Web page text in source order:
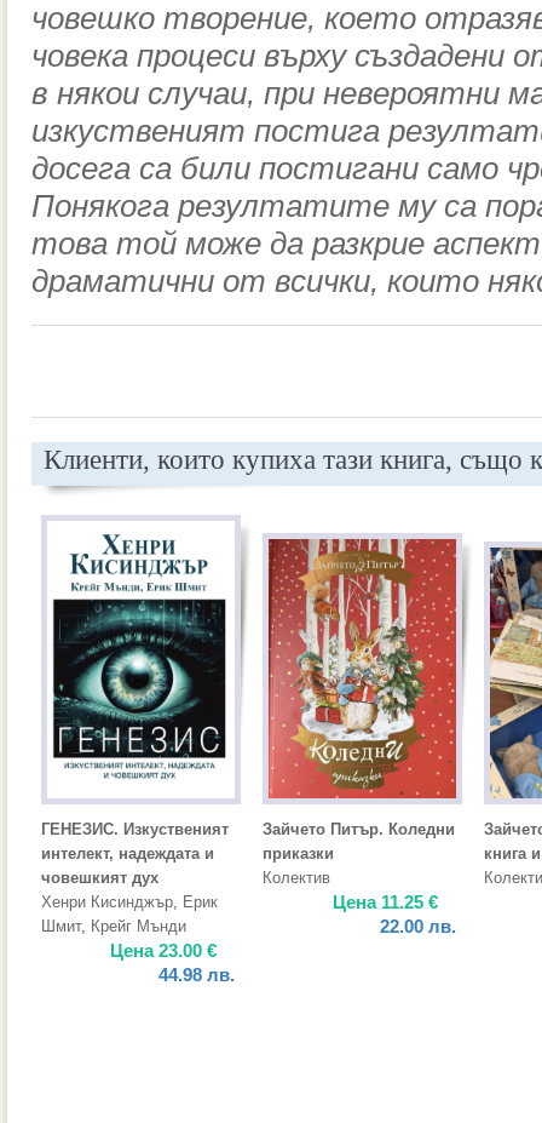
човешко творение, което
човека процеси върху създадени
в някои случаи, при невероятни
изкуственият постига
досега са били постигани само
Понякога резултатите му са
това той може да разкрие
драматични от всички, които
Клиенти, които купиха тази книга, също
ГЕНЕЗИС. Изкуственият
интелект, надеждата и
човешкият дух
Хенри Кисинджър, Ерик
Шмит, Крейг Мънди
Цена23.00 €
44.98 лв.
Зайчето Питър. Коледни
приказки
Колектив
Цена 11.25 €
22.00 лв.
книга